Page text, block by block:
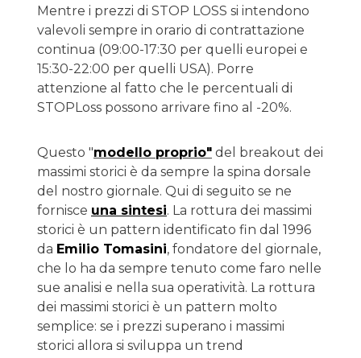
Mentre i prezzi di STOP LOSS si intendono
valevoli sempre in orario di contrattazione
continua (09:00-17:30 per quelli europei e
15:30-22:00 per quelli USA). Porre
attenzione al fatto che le percentuali di
STOPLoss possono arrivare fino al -20%.
Questo "modello proprio" del breakout dei
massimi storici è da sempre la spina dorsale
del nostro giornale. Qui di seguito se ne
fornisce una sintesi. La rottura dei massimi
storici è un pattern identificato fin dal 1996
da Emilio Tomasini, fondatore del giornale,
che lo ha da sempre tenuto come faro nelle
sue analisi e nella sua operatività. La rottura
dei massimi storici è un pattern molto
semplice: se i prezzi superano i massimi
storici allora si sviluppa un trend